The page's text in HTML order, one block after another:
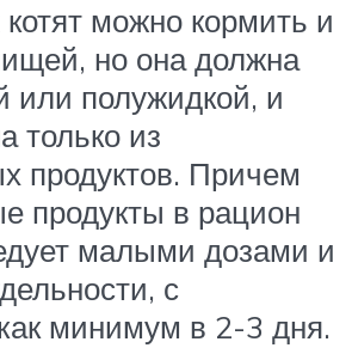
можно кормить и
но она должна
или полужидкой, и
только из
продуктов. Причем
продукты в рацион
малыми дозами и
с
минимум в 2-3 дня.